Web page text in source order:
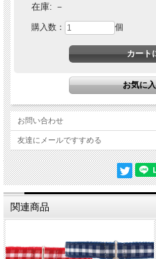
内側には、ネコちゃんのお肌と被毛を
ランテープを使っています。繊細で細
負荷がかかると外れる安全設計
負荷がかかると外れるバックルを使って
ネコちゃんが高い所から飛び降りた際
も、首輪が外れる安全設計なのでとても
大切な家族のために迷子札を
迷子になった時、はぐれてしまった時
道しるべ。別売りの『猫の暮らしネー
イプなので繊細なネコちゃんでも気に
在庫: －
購入数： 個
お問い合わせ
友達にメールですすめる
関連商品